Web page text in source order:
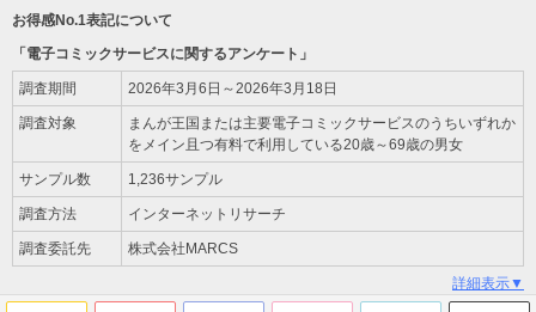
お得感No.1表記について
「電子コミックサービスに関するアンケート」
調査期間 2026年3月6日～2026年3月18日
調査対象
まんが王国または主要電子コミックサービスのうちいずれか
をメイン且つ有料で利用している20歳～69歳の男女
サンプル数 1,236サンプル
調査方法 インターネットリサーチ
調査委託先 株式会社MARCS
詳細表示▼